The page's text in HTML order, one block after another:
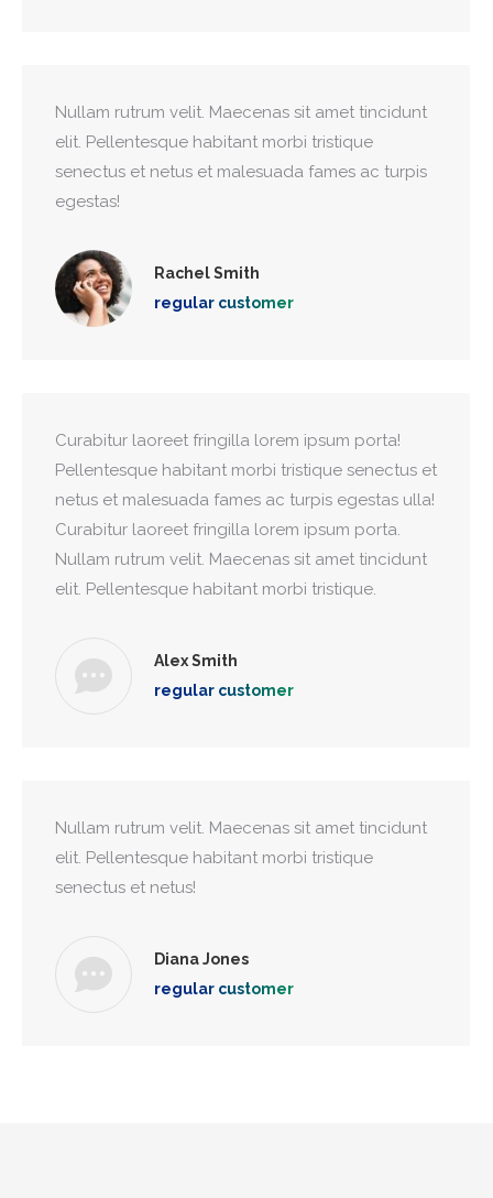
Rachel Smith
regular customer
Nullam rutrum velit. Maecenas sit amet tincidunt
elit. Pellentesque habitant morbi tristique
senectus et netus et malesuada fames ac turpis
egestas!
Alex Smith
regular customer
Curabitur laoreet fringilla lorem ipsum porta!
Pellentesque habitant morbi tristique senectus et
netus et malesuada fames ac turpis egestas ulla!
Curabitur laoreet fringilla lorem ipsum porta.
Nullam rutrum velit. Maecenas sit amet tincidunt
elit. Pellentesque habitant morbi tristique.
Diana Jones
regular customer
Nullam rutrum velit. Maecenas sit amet tincidunt
elit. Pellentesque habitant morbi tristique
senectus et netus!